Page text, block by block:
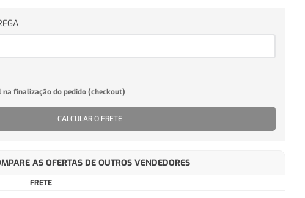
CALCULAR O FRETE
AS OFERTAS DE OUTROS VENDEDORES
FRETE